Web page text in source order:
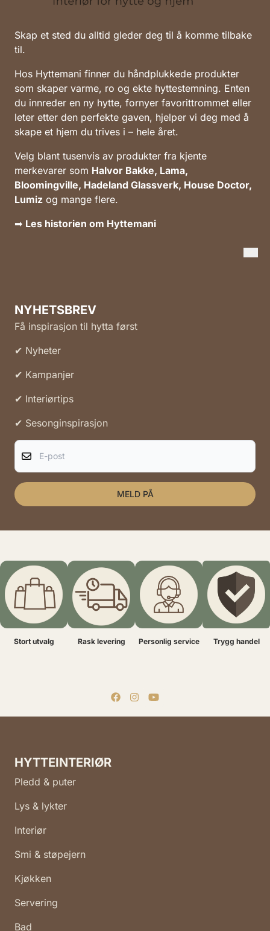
Skap et sted du alltid gleder deg til å komme tilbake
til.
Hos Hyttemani finner du håndplukkede produkter
som skaper varme, ro og ekte hyttestemning. Enten
du innreder en ny hytte, fornyer favorittrommet eller
leter etter den perfekte gaven, hjelper vi deg med å
skape et hjem du trives i – hele året.
Velg blant tusenvis av produkter fra kjente
merkevarer som Halvor Bakke, Lama,
Bloomingville, Hadeland Glassverk, House Doctor,
Lumiz og mange flere.
➡ Les historien om Hyttemani
NYHETSBREV
Få inspirasjon til hytta først
✔ Nyheter
✔ Kampanjer
✔ Interiørtips
✔ Sesonginspirasjon
E-post
MELD PÅ
Stort utvalg Rask levering Personlig service Trygg handel
HYTTEINTERIØR
Pledd & puter
Lys & lykter
Interiør
Smi & støpejern
Kjøkken
Servering
Bad